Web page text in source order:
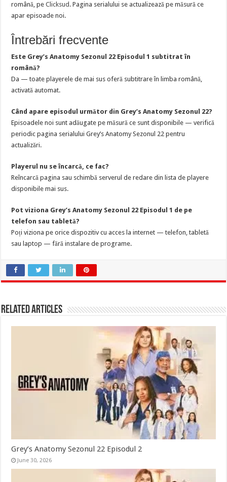
română, peClicksud . Pagina serialului se actualizează pe măsură ce
apar episoade noi.
Întrebări frecvente
Este Grey’s Anatomy Sezonul 22 Episodul 1 subtitrat în
română?
Da — toate playerele de mai sus oferă subtitrare în limba română,
activată automat.
Când apare episodul următor din Grey’s Anatomy Sezonul 22?
Episoadele noi sunt adăugate pe măsură ce sunt disponibile — verifică
periodic pagina serialului Grey’s Anatomy Sezonul 22 pentru
actualizări.
Playerul nu se încarcă, ce fac?
Reîncarcă pagina sau schimbă serverul de redare din lista de playere
disponibile mai sus.
Pot viziona Grey’s Anatomy Sezonul 22 Episodul 1 de pe
telefon sau tabletă?
Poți viziona pe orice dispozitiv cu acces la internet — telefon, tabletă
sau laptop — fără instalare de programe.
Related Articles
Grey’s Anatomy Sezonul 22 Episodul 2
June 30, 2026